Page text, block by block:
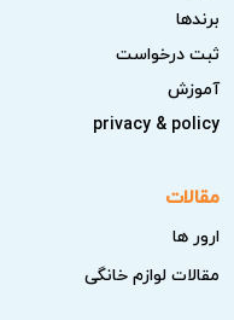
برندها
ثبت درخواست
آموزش
privacy & policy
مقالات
ارور ها
مقالات لوازم خانگی